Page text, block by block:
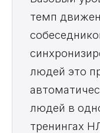
темп
людей это
людей в
тренингах